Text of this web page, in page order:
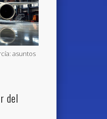
asuntos
del